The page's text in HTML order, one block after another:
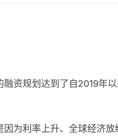
融资规划达到了自2019年
因为利率上升、全球经济